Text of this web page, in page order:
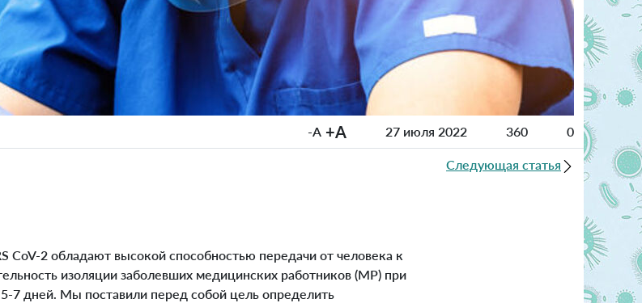
-A +A 27 июля 2022 360 0
Следующая статья
2 обладают высокой способностью передачи от человека к
изоляции заболевших медицинских работников (МР) при
7 дней. Мы поставили перед собой цель определить